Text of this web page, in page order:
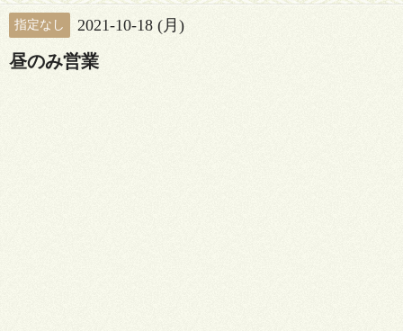
指定なし 2021-10-18 (月)
昼のみ営業